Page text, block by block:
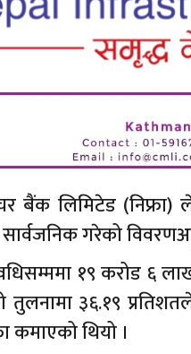
बैंक लिमिटेड
गरेको
१९ करोड ६
तुलनामा ३६.१९
थियो ।